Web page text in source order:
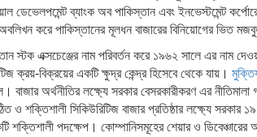
ডেভেলপমেন্ট ব্যাংক অব পাকিস্তান এবং ইনভেস্টমেন্ট
অবলিখন করে পাকিস্তানের মূলধন বাজারের বিনিয়োগের ভিত
স্টক এক্সচেঞ্জের নাম পরিবর্তন করে ১৯৬২ সালে এর নাম
ক্রয়-বিক্রয়ের একটি ক্ষুদ্র কেন্দ্র হিসেবে থেকে যায়।
বাজার অর্থনীতির লক্ষ্যে সরকার বেসরকারীকরণ এর
ও শক্তিশালী সিকিউরিটিজ বাজার প্রতিষ্ঠার লক্ষ্যে সরকার
শক্তিশালী পদক্ষেপ। কোম্পানিসমূহের শেয়ার ও